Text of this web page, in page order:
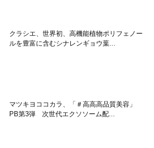
クラシエ、世界初、高機能植物ポリフェノー
ルを豊富に含むシナレンギョウ葉...
マツキヨココカラ、「＃高高高品質美容」
PB第3弾 次世代エクソソーム配...